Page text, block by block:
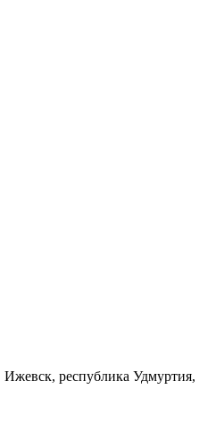
Ижевск, республика Удмуртия,